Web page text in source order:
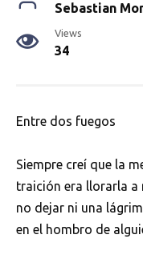
Sebastian
Views
34
Entre dos fuegos
Siempre creí que la
traición era llorarla a
no dejar ni una
en el hombro de